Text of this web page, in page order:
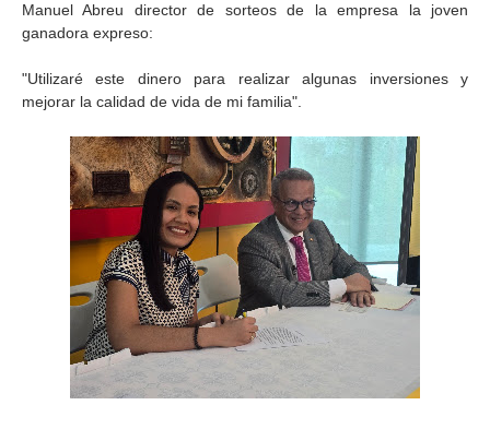
Manuel Abreu director de sorteos de la empresa la joven
ganadora expreso:
"Utilizaré este dinero para realizar algunas inversiones y
mejorar la calidad de vida de mi familia".